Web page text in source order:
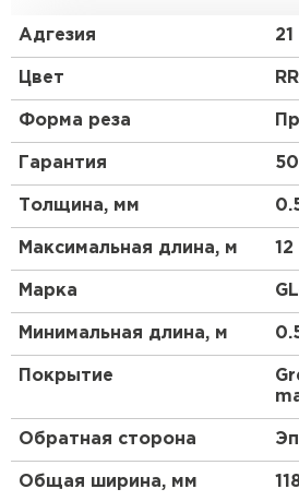
высокой прочности, материал
чем другие виды профнастила.
высоте профиля этот
смотреться на крыше любой
Адгезия
Цвет
Форма реза
Гарантия 50
Толщина, мм
Максимальная длина, м 12
Марка
Минимальная длина, м
Покрытие
Обратная сторона
Общая ширина, мм